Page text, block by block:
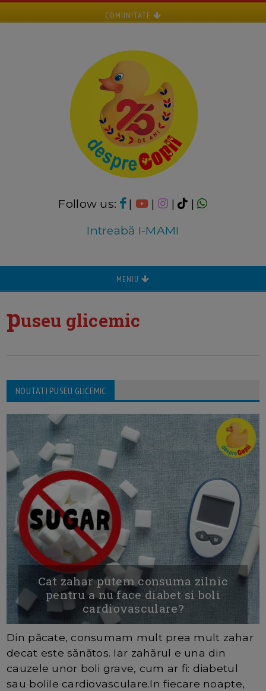
COMUNITATE
Follow us: | | |
|
Intreabă I-MAMI
MENIU
puseu glicemic
NOUTATI PUSEU GLICEMIC
Cat zahar putem consuma zilnic
pentru a nu face diabet si boli
cardiovasculare?
Din păcate, consumam mult prea mult zahar
decat este sănătos. Iar zahărul e una din
cauzele unor boli grave, cum ar fi: diabetul
sau bolile cardiovasculare.In fiecare noapte,